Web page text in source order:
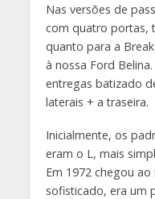
Nas versões de
com quatro portas,
quanto para a
à nossa Ford
entregas batizado
laterais + a traseira.
Inicialmente, os
eram o L, mais
Em 1972 chegou
sofisticado, era um